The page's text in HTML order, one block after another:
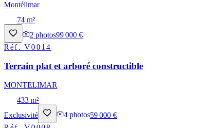
Montélimar
74 m²
2 photos99 000 €
Réf.V0014
Terrain plat et arboré constructible
MONTELIMAR
433 m²
Exclusivité
4 photos59 000 €